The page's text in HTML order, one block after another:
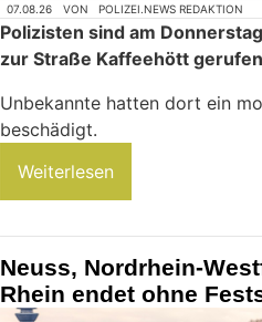
07.08.26 VON POLIZEI.NEWS REDAKTION
Polizisten sind am
zur Straße Kaffeehött
Unbekannte hatten dort ein
beschädigt.
Weiterlesen
Neuss, Nordrhein-
Rhein endet ohne